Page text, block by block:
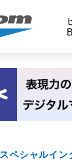
スペシャルイン